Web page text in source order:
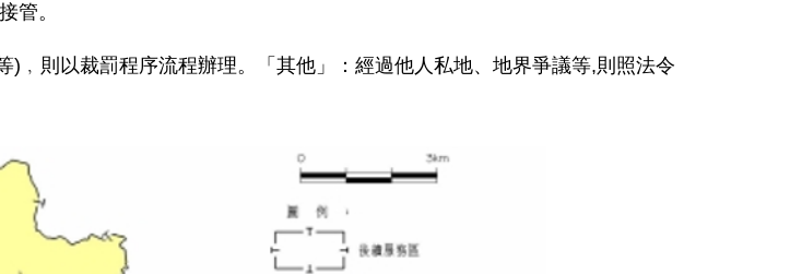
管。
)﹐則以裁罰程序流程辦理。「其他」：經過他人私地、地界爭議等,則照法令